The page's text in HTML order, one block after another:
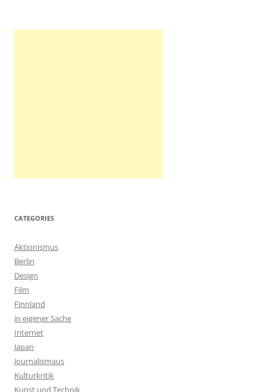
CATEGORIES
Aktionismus
Berlin
Design
Film
Finnland
in eigener Sache
Internet
Japan
Journalismaus
Kulturkritik
Kunst und Technik